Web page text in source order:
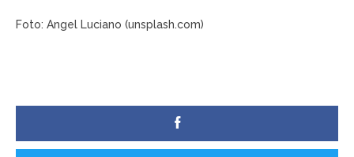
Foto: Angel Luciano (unsplash.com)